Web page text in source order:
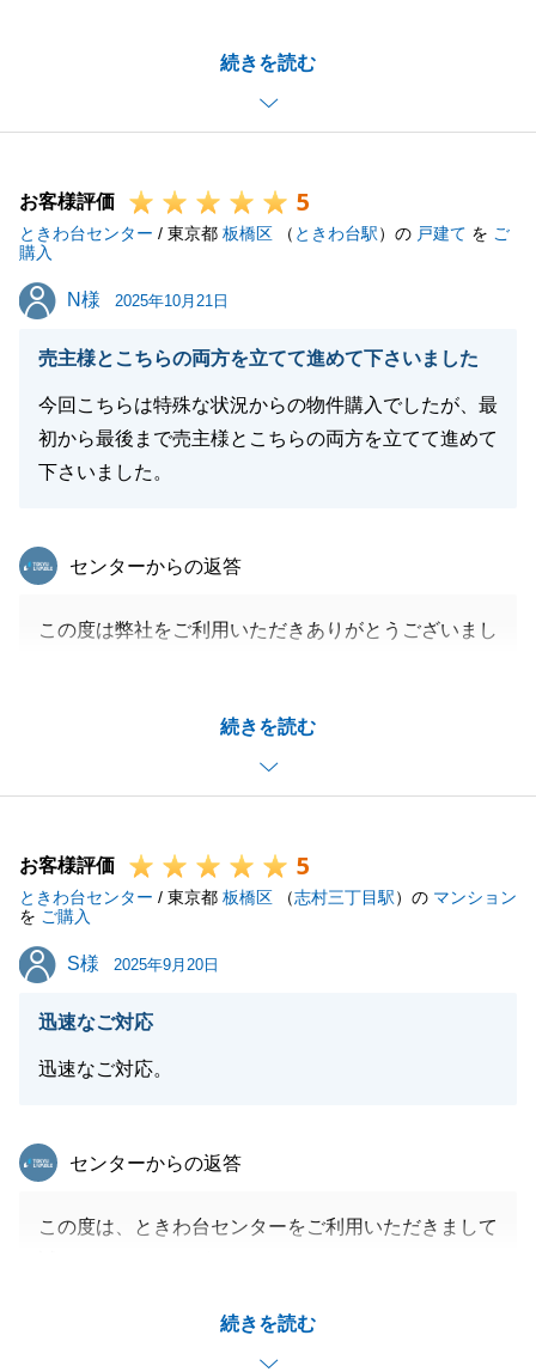
続きを読む
協力のお陰で、無事にお取引を終えることができまし
今後も不動産に関するお困りごとがございましたら、
何卒よろしくお願い申し上げます。
お客様評価 5
ときわ台センター / 東京都 板橋区 （ ときわ台駅）の 戸建て を ご
購入
N様
N様 2025年10月21日
売主様とこちらの両方を立てて進めて下さいました
今回こちらは特殊な状況からの物件購入でしたが、最
初から最後まで売主様とこちらの両方を立てて進めて
下さいました。
続きを読む
東急リバブル
センターからの返答
この度は弊社をご利用いただきありがとうございまし
お気軽にお申し付けくださいませ。
お客様評価
5
ときわ台センター / 東京都 板橋区 （志村三丁目駅）の マンション
を ご購入
S様
S様 2025年9月20日
迅速なご対応
迅速なご対応。
続きを読む
東急リバブル
センターからの返答
この度は、ときわ台センターをご利用いただきまして
無事にお取引が完了しましたのもS様のお力添えのお